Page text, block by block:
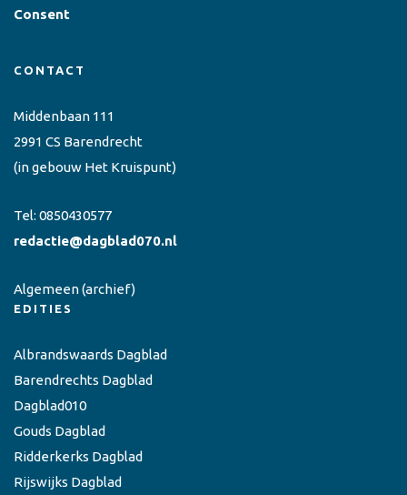
Consent
CONTACT
Middenbaan 111
2991 CS Barendrecht
(in gebouw Het Kruispunt)
Tel: 0850430577
redactie@dagblad070.nl
Algemeen(archief)
EDITIES
Albrandswaards Dagblad
Barendrechts Dagblad
Dagblad010
Gouds Dagblad
Ridderkerks Dagblad
Rijswijks Dagblad